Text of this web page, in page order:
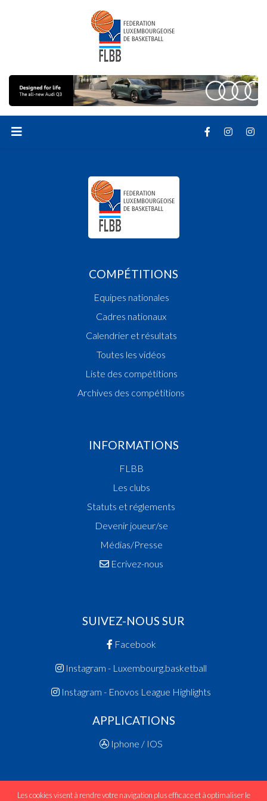
COMPÉTITIONS
Equipes nationales
Cadres nationaux
Calendrier et résultats
Toutes les vidéos
Liste des compétitions
Archives des compétitions
INFORMATIONS
FLBB
Les clubs
Statuts et réglements
Devenir joueur/se
Médias/Presse
Ecrivez-nous
SUIVEZ-NOUS SUR
Facebook
Instagram - Luxembourg.basketball
Instagram - Enovos League Highlights
APPLICATIONS
Iphone / IOS
Les cookies visent à rendre votre navigation plus efficace et à optimaliser le